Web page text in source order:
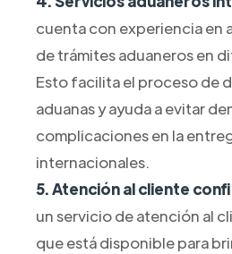
cuenta con experiencia en
de trámites aduaneros en
Esto facilita el proceso de
aduanas y ayuda a evitar
complicaciones en la
internacionales.
5. Atención al cliente
un servicio de atención al
que está disponible para